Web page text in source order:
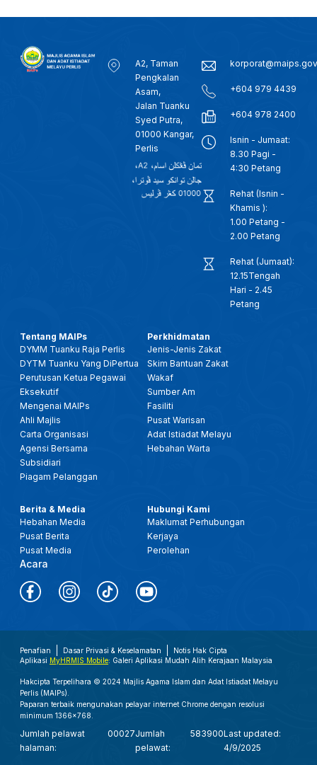
A2, Taman
Pengkalan
Asam,
Jalan Tuanku
Syed Putra,
01000 Kangar,
Perlis
+604 979 4439
+604 978 2400
Isnin - Jumaat:
8.30 Pagi -
4:30 Petang
Rehat (Isnin -
Khamis ):
1.00 Petang -
2.00 Petang
Rehat (Jumaat):
12.15Tengah
Hari - 2.45
Petang
Tentang MAIPs
DYMM Tuanku Raja Perlis
DYTM Tuanku Yang DiPertua
Perutusan Ketua Pegawai
Eksekutif
Mengenai MAIPs
Ahli Majlis
Carta Organisasi
Agensi Bersama
Subsidiari
Piagam Pelanggan
Perkhidmatan
Jenis-Jenis Zakat
Skim Bantuan Zakat
Wakaf
Sumber Am
Fasiliti
Pusat Warisan
Adat Istiadat Melayu
Hebahan Warta
Berita & Media
Hebahan Media
Pusat Berita
Pusat Media
Acara
Hubungi Kami
Maklumat Perhubungan
Kerjaya
Perolehan
Penafian Dasar Privasi & Keselamatan
Notis Hak Cipta
Aplikasi MyHRMIS Mobile: Galeri Aplikasi Mudah Alih Kerajaan Malaysia
Hakcipta Terpelihara © 2024 Majlis Agama Islam dan Adat Istiadat Melayu
Perlis (MAIPs).
Paparan terbaik mengunakan pelayar internet Chrome dengan resolusi
minimum 1366x768.
Jumlah pelawat
halaman:
00027Jumlah
pelawat:
583900Last updated:
4/9/2025